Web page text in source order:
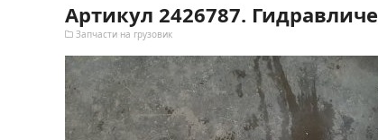
Артикул 2426787.
Запчасти на грузовик